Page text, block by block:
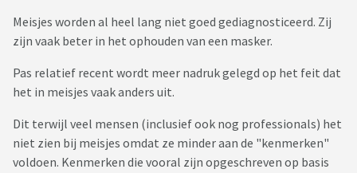
Meisjes worden al heel lang niet goed gediagnosticeerd. Zij
zijn vaak beter in het ophouden van een masker.
Pas relatief recent wordt meer nadruk gelegd op het feit dat
het in meisjes vaak anders uit.
Dit terwijl veel mensen (inclusief ook nog professionals) het
niet zien bij meisjes omdat ze minder aan de "kenmerken"
voldoen. Kenmerken die vooral zijn opgeschreven op basis